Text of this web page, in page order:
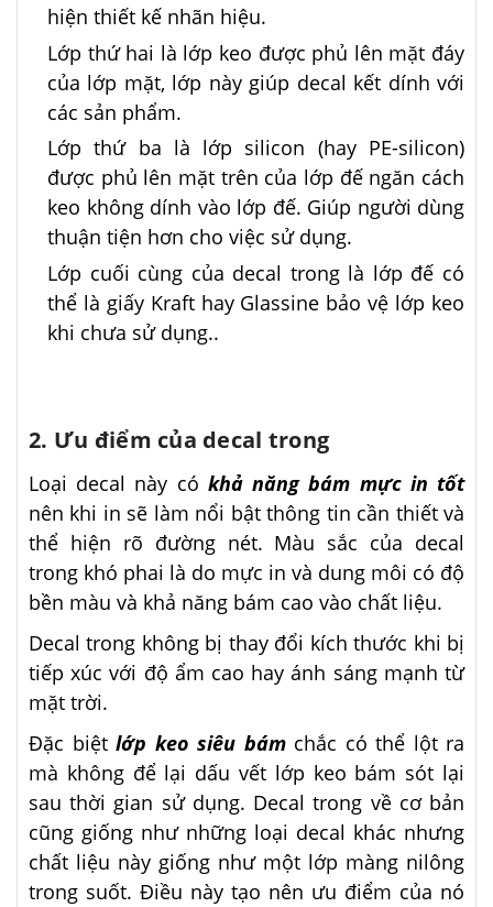
hiện thiết kế nhãn hiệu.
Lớp thứ hai là lớp keo được phủ lên mặt đáy
của lớp mặt, lớp này giúp decal kết dính với
các sản phẩm.
Lớp thứ ba là lớp silicon (hay PE-silicon)
được phủ lên mặt trên của lớp đế ngăn cách
keo không dính vào lớp đế. Giúp người dùng
thuận tiện hơn cho việc sử dụng.
Lớp cuối cùng của decal trong là lớp đế có
thể là giấy Kraft hay Glassine bảo vệ lớp keo
khi chưa sử dụng..
2. Ưu điểm của decal trong
Loại decal này có khả năng bám mực in tốt
nên khi in sẽ làm nổi bật thông tin cần thiết và
thể hiện rõ đường nét. Màu sắc của decal
trong khó phai là do mực in và dung môi có độ
bền màu và khả năng bám cao vào chất liệu.
Decal trong không bị thay đổi kích thước khi bị
tiếp xúc với độ ẩm cao hay ánh sáng mạnh từ
mặt trời.
Đặc biệt lớp keo siêu bámchắc có thể lột ra
mà không để lại dấu vết lớp keo bám sót lại
sau thời gian sử dụng. Decal trong về cơ bản
cũng giống như những loại decal khác nhưng
chất liệu này giống như một lớp màng nilông
trong suốt. Điều này tạo nên ưu điểm của nó